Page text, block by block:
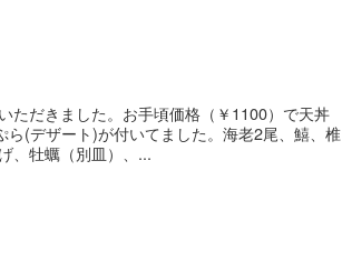
ただきました。お手頃価格（￥1100）で天丼
(デザート)が付いてました。海老2尾、鱚、椎
、牡蠣（別皿）、...